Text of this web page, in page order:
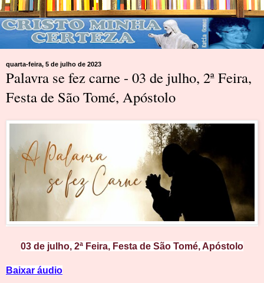
quarta-feira, 5 de julho de 2023
Palavra se fez carne - 03 de julho, 2ª Feira,
Festa de São Tomé, Apóstolo
03 de julho, 2ª Feira, Festa de São Tomé, Apóstolo
Baixar áudio